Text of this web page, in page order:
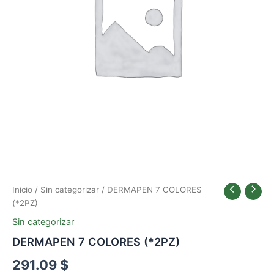
Inicio / Sin categorizar / DERMAPEN 7 COLORES
(*2PZ)
Sin categorizar
DERMAPEN 7 COLORES (*2PZ)
291.09 $